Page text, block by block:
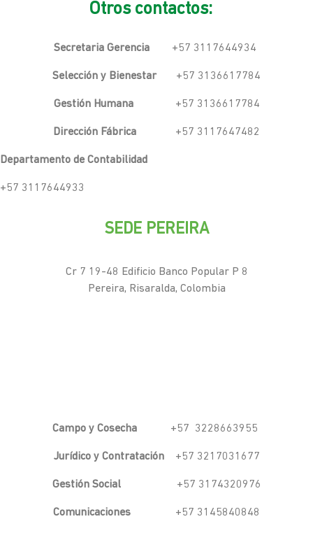
Otros contactos:
Secretaria Gerencia +57 3117644934
Selección y Bienestar+57 3136617784
Gestión Humana+57 3136617784
Dirección Fábrica +57 3117647482
Departamento de Contabilidad
+57 3117644933
SEDE PEREIRA
Cr 7 19-48 Edificio Banco Popular P 8
Pereira, Risaralda, Colombia
Campo y Cosecha +57 3228663955
Jurídico y Contratación +57 3217031677
Gestión Social+57 3174320976
Comunicaciones +57 3145840848